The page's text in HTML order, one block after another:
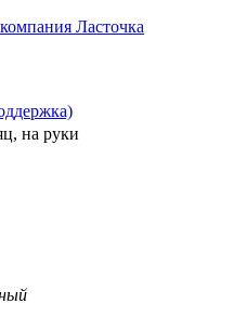
Ласточка
на руки